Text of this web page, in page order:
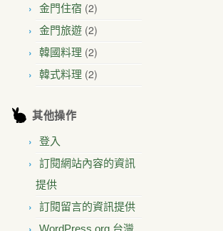
金門住宿 (2)
金門旅遊 (2)
韓國料理 (2)
韓式料理 (2)
其他操作
登入
訂閱網站內容的資訊
提供
訂閱留言的資訊提供